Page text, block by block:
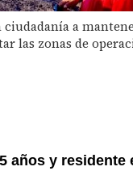
a
las zonas de
años y residente